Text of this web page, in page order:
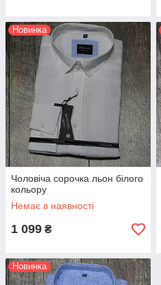
Новинка
Чоловіча сорочка льон білого
кольору
Немає в наявності
1 099 ₴
Новинка